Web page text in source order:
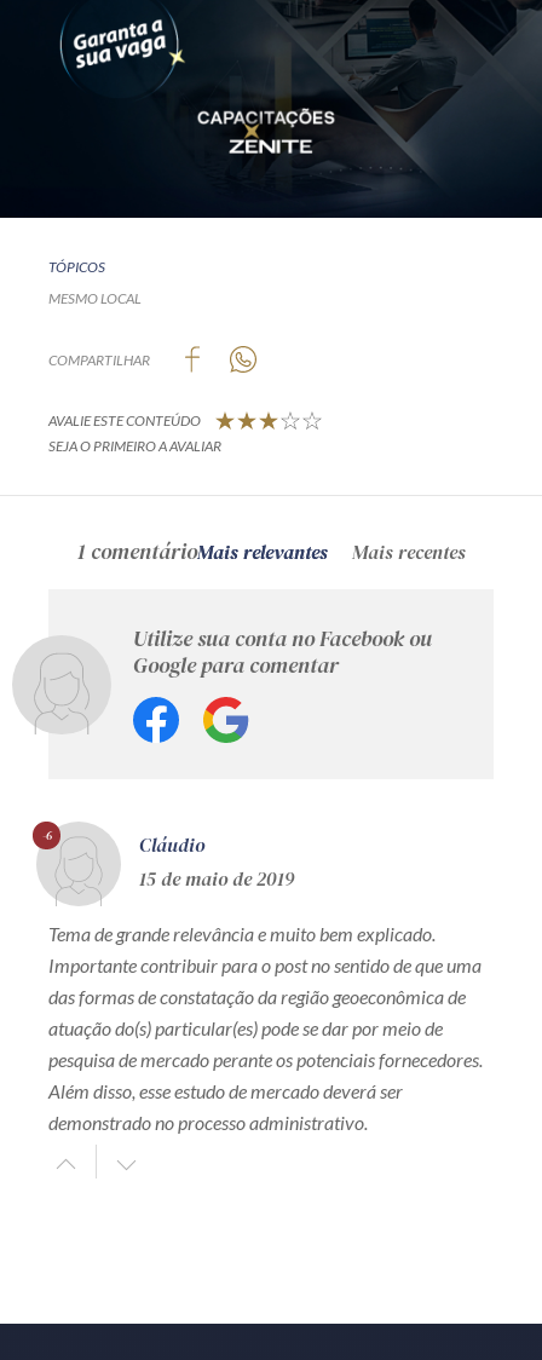
TÓPICOS
MESMO LOCAL
COMPARTILHAR
AVALIE ESTE CONTEÚDO
SEJA O PRIMEIRO A AVALIAR
1 comentárioMais relevantes Mais recentes
Utilize sua conta no Facebook ou
Google para comentar
-6
Cláudio
15 de maio de 2019
Tema de grande relevância e muito bem explicado.
Importante contribuir para o post no sentido de que uma
das formas de constatação da região geoeconômica de
atuação do(s) particular(es) pode se dar por meio de
pesquisa de mercado perante os potenciais fornecedores.
Além disso, esse estudo de mercado deverá ser
demonstrado no processo administrativo.